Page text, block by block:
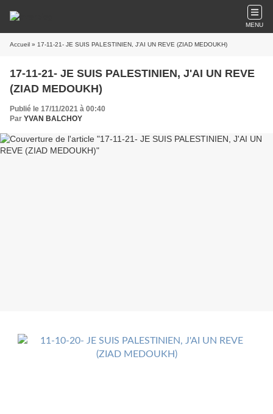
MENU
Accueil » 17-11-21- JE SUIS PALESTINIEN, J'AI UN REVE (ZIAD MEDOUKH)
17-11-21- JE SUIS PALESTINIEN, J'AI UN REVE
(ZIAD MEDOUKH)
Publié le 17/11/2021 à 00:40
Par YVAN BALCHOY